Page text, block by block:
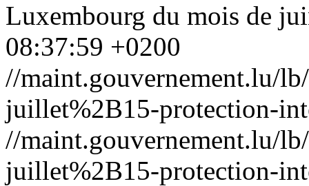
Luxembourg du mois de
08:37:59 +0200
//maint.gouvernement.lu/
juillet%2B15-protection-
//maint.gouvernement.lu/
juillet%2B15-protection-